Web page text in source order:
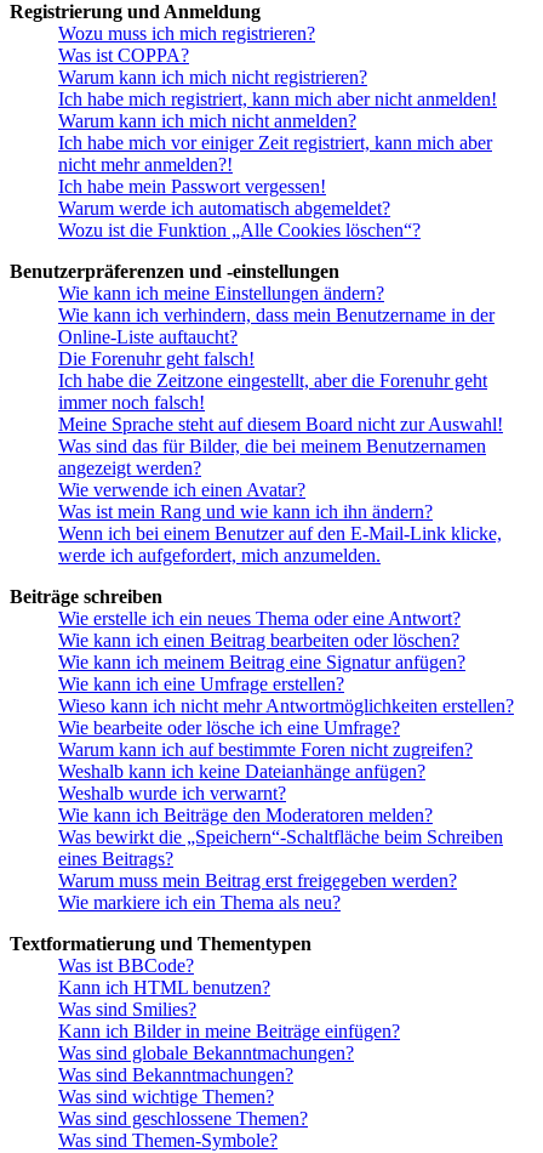
Registrierung und Anmeldung
Wozu muss ich mich registrieren?
Was ist COPPA?
Warum kann ich mich nicht registrieren?
Ich habe mich registriert, kann mich aber nicht anmelden!
Warum kann ich mich nicht anmelden?
Ich habe mich vor einiger Zeit registriert, kann mich aber
nicht mehr anmelden?!
Ich habe mein Passwort vergessen!
Warum werde ich automatisch abgemeldet?
Wozu ist die Funktion „Alle Cookies löschen“?
Benutzerpräferenzen und -einstellungen
Wie kann ich meine Einstellungen ändern?
Wie kann ich verhindern, dass mein Benutzername in der
Online-Liste auftaucht?
Die Forenuhr geht falsch!
Ich habe die Zeitzone eingestellt, aber die Forenuhr geht
immer noch falsch!
Meine Sprache steht auf diesem Board nicht zur Auswahl!
Was sind das für Bilder, die bei meinem Benutzernamen
angezeigt werden?
Wie verwende ich einen Avatar?
Was ist mein Rang und wie kann ich ihn ändern?
Wenn ich bei einem Benutzer auf den E-Mail-Link klicke,
werde ich aufgefordert, mich anzumelden.
Beiträge schreiben
Wie erstelle ich ein neues Thema oder eine Antwort?
Wie kann ich einen Beitrag bearbeiten oder löschen?
Wie kann ich meinem Beitrag eine Signatur anfügen?
Wie kann ich eine Umfrage erstellen?
Wieso kann ich nicht mehr Antwortmöglichkeiten erstellen?
Wie bearbeite oder lösche ich eine Umfrage?
Warum kann ich auf bestimmte Foren nicht zugreifen?
Weshalb kann ich keine Dateianhänge anfügen?
Weshalb wurde ich verwarnt?
Wie kann ich Beiträge den Moderatoren melden?
Was bewirkt die „Speichern“-Schaltfläche beim Schreiben
eines Beitrags?
Warum muss mein Beitrag erst freigegeben werden?
Wie markiere ich ein Thema als neu?
Textformatierung und Thementypen
Was ist BBCode?
Kann ich HTML benutzen?
Was sind Smilies?
Kann ich Bilder in meine Beiträge einfügen?
Was sind globale Bekanntmachungen?
Was sind Bekanntmachungen?
Was sind wichtige Themen?
Was sind geschlossene Themen?
Was sind Themen-Symbole?